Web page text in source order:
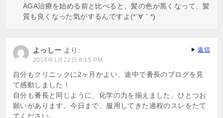
AGA治療を始める前と比べると、髪の色が黒くなって、髪
質も良くなった気がするんですよ(*´∀｀*)
よっしー より:
2014年1月22日 8:15 PM
自分もクリニックに2ヶ月かよい、途中で番長のブログを見
て感動しました！
自分も番長と同じように、化学の力を揃えました。ひとつお
願いがあります。今日まで、服用してきた過程のスレをたて
てください。
返信